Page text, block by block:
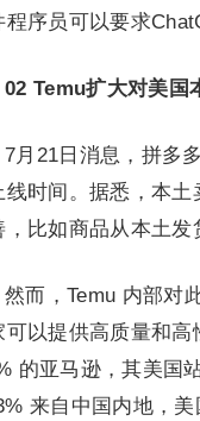
程序员可以要求
02 Temu扩大对美国
7月21日消息，拼多
线时间。据悉，本土
，比如商品从本土发
然而，Temu 内部对
可以提供高质量和
的亚马逊，其美国
来自中国内地，